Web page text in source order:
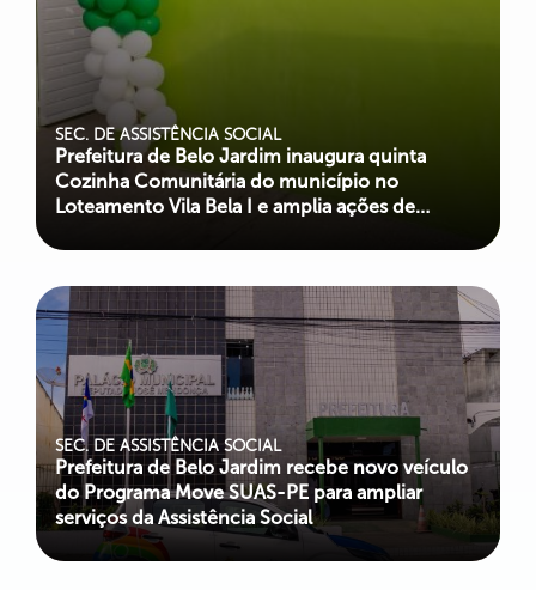
SEC. DE ASSISTÊNCIA SOCIAL
Prefeitura de Belo Jardim inaugura quinta
Cozinha Comunitária do município no
Loteamento Vila Bela I e amplia ações de
SEC. DE ASSISTÊNCIA SOCIAL
Prefeitura de Belo Jardim recebe novo veículo
do Programa Move SUAS-PE para ampliar
serviços da Assistência Social